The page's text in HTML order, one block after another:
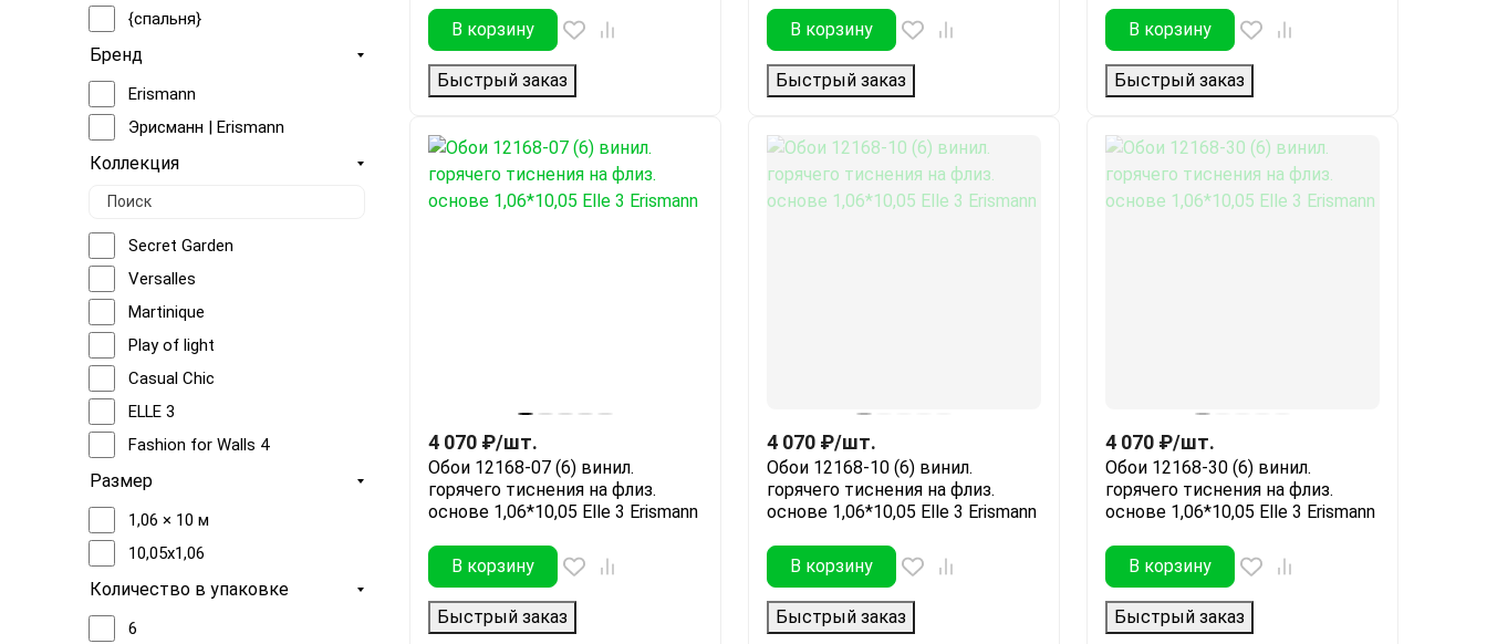
Мокко, Серый
Зелёный, Черный
Зелёный, Синий
Бордо
Красный, Фиолетовый, Черный
Бежевый, Зелёный
Бордо, Коричневый
Бежевый, Коричневый, Мокко, Черный
Бежевый, Бордо, Коричневый
Бежевый, Серый, Черный
Желтый
Серо-бежевый
Бежево-коричневый
{спальня}
Бренд
Erismann
Эрисманн | Erismann
Коллекция
Secret Garden
Versalles
Martinique
Play of light
Casual Chic
ELLE 3
Fashion for Walls 4
Gentle
ELLE 4
Меланж | Melange
Garden
Размер
1,06 × 10 м
10,05x1,06
Количество в упаковке
6
В корзину
Быстрый заказ
В корзину
Быстрый заказ
В корзину
Быстрый заказ
4 070 ₽/шт.
Обои 12168-07 (6) винил.
горячего тиснения на флиз.
основе 1,06*10,05 Elle 3 Erismann
В корзину
Быстрый заказ
4 070 ₽/шт.
Обои 12168-10 (6) винил.
горячего тиснения на флиз.
основе 1,06*10,05 Elle 3 Erismann
В корзину
Быстрый заказ
4 070 ₽/шт.
Обои 12168-30 (6) винил.
горячего тиснения на флиз.
основе 1,06*10,05 Elle 3 Erismann
В корзину
Быстрый заказ